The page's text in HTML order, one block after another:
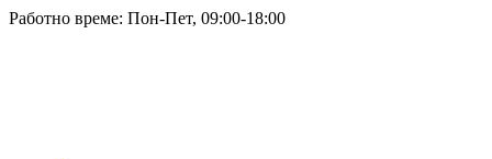
Работно време: Пон-Пет, 09:00-18:00